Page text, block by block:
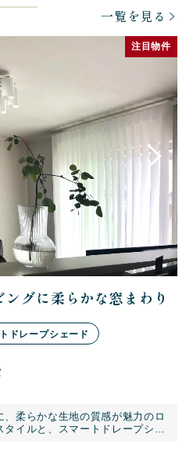
一覧を見る
注目物件
グに柔らかな窓まわり
ドレープシェード
柔らかな生地の質感が魅力のロ
タイルと、スマートドレープシェ